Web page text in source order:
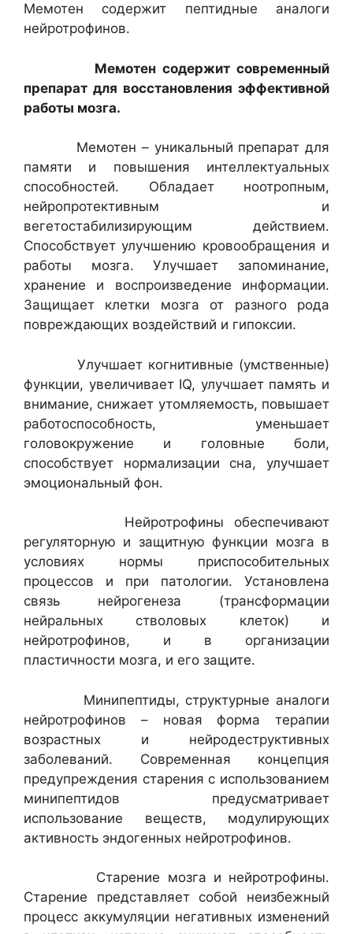
Мемотен содержит пептидные аналоги
нейротрофинов.
Мемотен содержит современный
препарат для восстановления эффективной
работы мозга.
Мемотен – уникальный препарат для
памяти и повышения интеллектуальных
способностей. Обладает ноотропным,
нейропротективным и
вегетостабилизирующим действием.
Способствует улучшению кровообращения и
работы мозга. Улучшает запоминание,
хранение и воспроизведение информации.
Защищает клетки мозга от разного рода
повреждающих воздействий и гипоксии.
Улучшает когнитивные (умственные)
функции, увеличивает IQ, улучшает память и
внимание, снижает утомляемость, повышает
работоспособность, уменьшает
головокружение и головные боли,
способствует нормализации сна, улучшает
эмоциональный фон.
Нейротрофины обеспечивают
регуляторную и защитную функции мозга в
условиях нормы приспособительных
процессов и при патологии. Установлена
связь нейрогенеза (трансформации
нейральных стволовых клеток) и
нейротрофинов, и в организации
пластичности мозга, и его защите.
Минипептиды, структурные аналоги
нейротрофинов – новая форма терапии
возрастных и нейродеструктивных
заболеваний. Современная концепция
предупреждения старения с использованием
минипептидов предусматривает
использование веществ, модулирующих
активность эндогенных нейротрофинов.
Старение мозга и нейротрофины.
Старение представляет собой неизбежный
процесс аккумуляции негативных изменений